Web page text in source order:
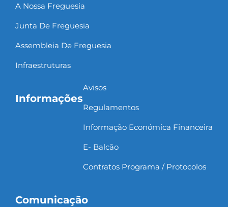
A Nossa Freguesia
Junta De Freguesia
Assembleia De Freguesia
Infraestruturas
Informações
Avisos
Regulamentos
Informação Económica Financeira
E- Balcão
Contratos Programa / Protocolos
Comunicação